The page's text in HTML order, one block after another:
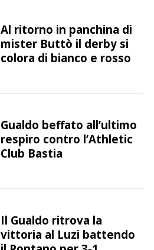
Al ritorno in panchina di
mister Buttò il derby si
colora di bianco e rosso
Gualdo beffato all’ultimo
respiro contro l’Athletic
Club Bastia
Il Gualdo ritrova la
vittoria al Luzi battendo